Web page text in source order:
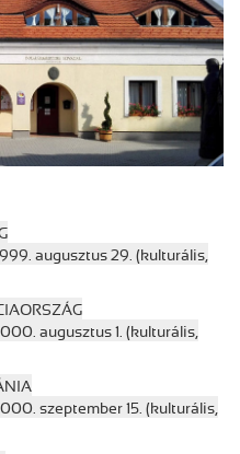
augusztus 29. (kulturális,
augusztus 1. (kulturális,
szeptember 15. (kulturális,